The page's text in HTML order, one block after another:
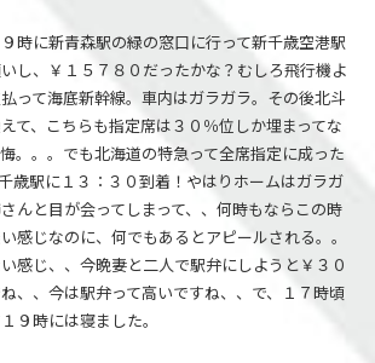
時に新青森駅の緑の窓口に行って新千歳空港駅
し、￥１５７８０だったかな？むしろ飛行機よ
って海底新幹線。車内はガラガラ。その後北斗
て、こちらも指定席は３０％位しか埋まってな
。。。でも北海道の特急って全席指定に成った
歳駅に１３：３０到着！やはりホームはガラガ
んと目が会ってしまって、、何時もならこの時
感じなのに、何でもあるとアピールされる。。
感じ、、今晩妻と二人で駅弁にしようと￥３０
、、今は駅弁って高いですね、、で、１７時頃
９時には寝ました。